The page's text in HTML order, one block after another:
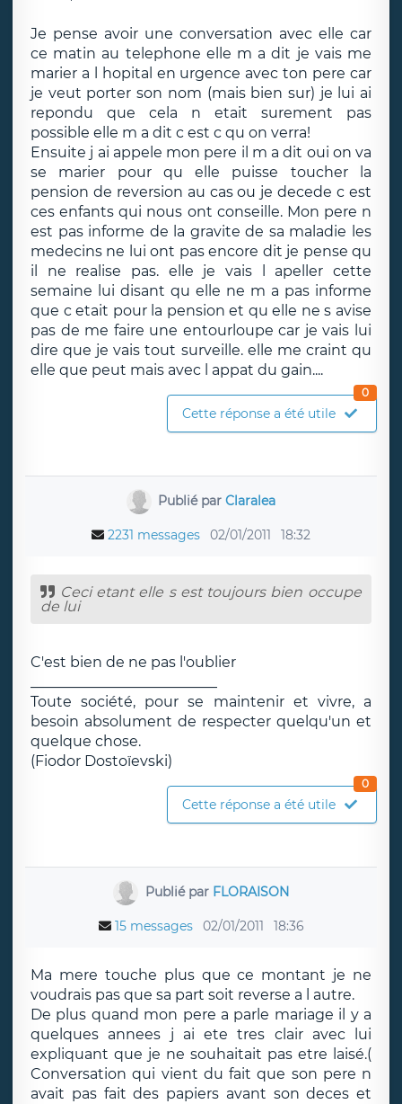
Je pense avoir une conversation avec elle car
ce matin au telephone elle m a dit je vais me
marier a l hopital en urgence avec ton pere car
je veut porter son nom (mais bien sur) je lui ai
repondu que cela n etait surement pas
possible elle m a dit c est c qu on verra!
Ensuite j ai appele mon pere il m a dit oui on va
se marier pour qu elle puisse toucher la
pension de reversion au cas ou je decede c est
ces enfants qui nous ont conseille. Mon pere n
est pas informe de la gravite de sa maladie les
medecins ne lui ont pas encore dit je pense qu
il ne realise pas. elle je vais l apeller cette
semaine lui disant qu elle ne m a pas informe
que c etait pour la pension et qu elle ne s avise
pas de me faire une entourloupe car je vais lui
dire que je vais tout surveille. elle me craint qu
elle que peut mais avec l appat du gain....
Cette réponse a été utile
0
Publié parClaralea
2231 messages 02/01/2011 18:32
Ceci etant elle s est toujours bien occupe
de lui
C'est bien de ne pas l'oublier
Toute société, pour se maintenir et vivre, a
besoin absolument de respecter quelqu'un et
quelque chose.
(Fiodor Dostoïevski)
Cette réponse a été utile
0
Publié par FLORAISON
15 messages 02/01/2011 18:36
Ma mere touche plus que ce montant je ne
voudrais pas que sa part soit reverse a l autre.
De plus quand mon pere a parle mariage il y a
quelques annees j ai ete tres clair avec lui
expliquant que je ne souhaitait pas etre laisé.(
Conversation qui vient du fait que son pere n
avait pas fait des papiers avant son deces et